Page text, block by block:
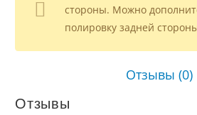
стороны. Можно
полировку задней
Отзывы (0)
Отзывы